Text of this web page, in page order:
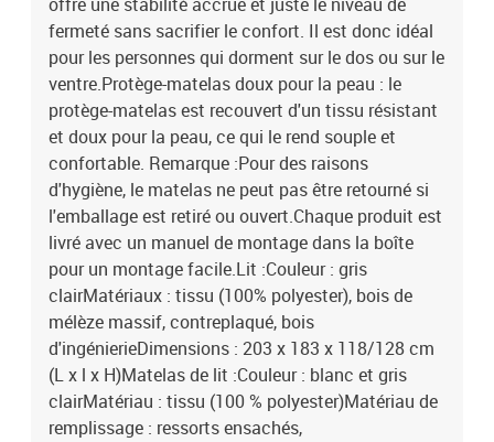
fermeté sans sacrifier le confort. Il est donc idéal
pour les personnes qui dorment sur le dos ou sur le
ventre.Protège-matelas doux pour la peau : le
protège-matelas est recouvert d'un tissu résistant
et doux pour la peau, ce qui le rend souple et
confortable. Remarque :Pour des raisons
d'hygiène, le matelas ne peut pas être retourné si
l'emballage est retiré ou ouvert.Chaque produit est
livré avec un manuel de montage dans la boîte
pour un montage facile.Lit :Couleur : gris
clairMatériaux : tissu (100% polyester), bois de
mélèze massif, contreplaqué, bois
d'ingénierieDimensions : 203 x 183 x 118/128 cm
(L x l x H)Matelas de lit :Couleur : blanc et gris
clairMatériau : tissu (100 % polyester)Matériau de
remplissage : ressorts ensachés,